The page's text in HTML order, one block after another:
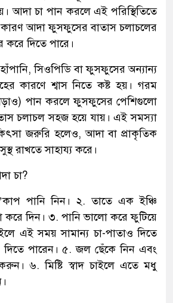
আদা চা পান করলে এই পরিস্থিতিতে
আদা ফুসফুসের বাতাস চলাচলের
দিতে পারে।
সিওপিডি বা ফুসফুসের অন্যান্য
কারণে শ্বাস নিতে কষ্ট হয়। গরম
পান করলে ফুসফুসের পেশিগুলো
চলাচল সহজ হয়ে যায়। এই সমস্যা
জরুরি হলেও, আদা বা প্রাকৃতিক
রাখতে সাহায্য করে।
চা?
পানি নিন। ২. তাতে এক ইঞ্চি
দিন। ৩. পানি ভালো করে ফুটিয়ে
এই সময় সামান্য চা-পাতাও দিতে
পারেন। ৫. জল ছেঁকে নিন এবং
৬. মিষ্টি স্বাদ চাইলে এতে মধু